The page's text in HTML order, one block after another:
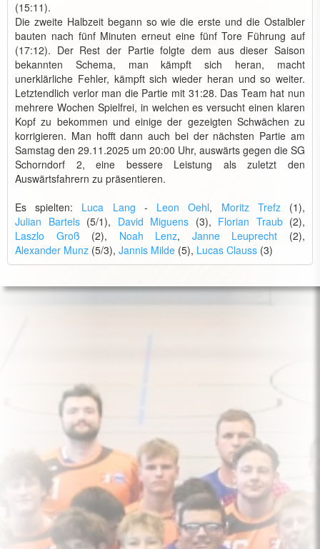
(15:11).
Die zweite Halbzeit begann so wie die erste und die Ostalbler
bauten nach fünf Minuten erneut eine fünf Tore Führung auf
(17:12). Der Rest der Partie folgte dem aus dieser Saison
bekannten Schema, man kämpft sich heran, macht
unerklärliche Fehler, kämpft sich wieder heran und so weiter.
Letztendlich verlor man die Partie mit 31:28. Das Team hat nun
mehrere Wochen Spielfrei, in welchen es versucht einen klaren
Kopf zu bekommen und einige der gezeigten Schwächen zu
korrigieren. Man hofft dann auch bei der nächsten Partie am
Samstag den 29.11.2025 um 20:00 Uhr, auswärts gegen die SG
Schorndorf 2, eine bessere Leistung als zuletzt den
Auswärtsfahrern zu präsentieren.
Es spielten: Luca Lang - Leon Oehl, Moritz Trefz(1),
Julian Bartels(5/1), David Miguens (3), Florian Traub(2),
Laszlo Groß (2), Noah Lenz, Janne Leuprecht (2),
Alexander Munz (5/3), Jannis Milde (5), Lucas Clauss (3)